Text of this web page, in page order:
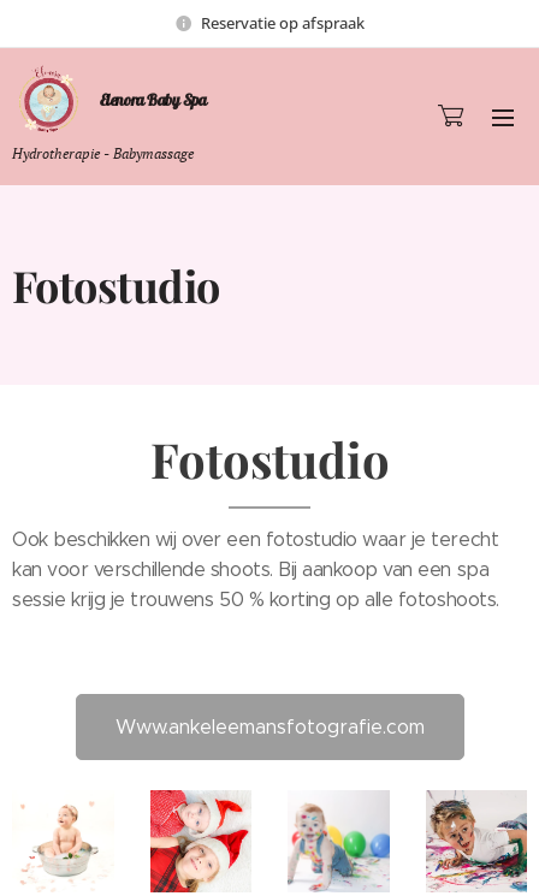
Reservatie op afspraak
Elenora Baby Spa
Hydrotherapie - Babymassage
Fotostudio
Fotostudio
Ook beschikken wij over een fotostudio waar je terecht
kan voor verschillende shoots. Bij aankoop van een spa
sessie krijg je trouwens 50 % korting op alle fotoshoots.
Www.ankeleemansfotografie.com